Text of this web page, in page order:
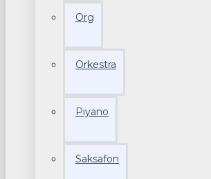
Org
Orkestra
Piyano
Saksafon